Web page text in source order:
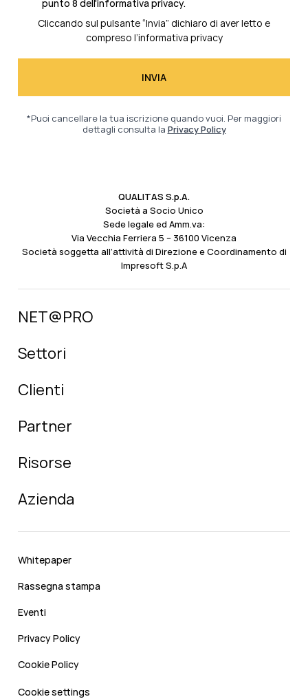
punto 8 dell'informativa privacy.
Cliccando sul pulsante “Invia” dichiaro di aver letto e
compreso l’informativa privacy
*Puoi cancellare la tua iscrizione quando vuoi. Per maggiori
dettagli consulta la Privacy Policy
QUALITAS S.p.A.
Società a Socio Unico
Sede legale ed Amm.va:
Via Vecchia Ferriera 5 – 36100 Vicenza
Società soggetta all’attività di Direzione e Coordinamento di
Impresoft S.p.A
NET@PRO
Settori
Clienti
Partner
Risorse
Azienda
Whitepaper
Rassegna stampa
Eventi
Privacy Policy
Cookie Policy
Cookie settings